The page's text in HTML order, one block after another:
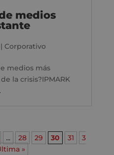
medios
Corporativo
medios más
la crisis?IPMARK
... 28 29 30 31
3
»